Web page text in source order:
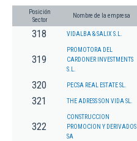
Posición
Sector
Nombre de la empresa
318 VIDALBA & SALIX S.L.
319
PROMOTORA DEL
CARDONER INVESTMENTS
S.L.
320 PECSA REAL ESTATE SL.
321 THE ADRESS SON VIDA SL.
322
CONSTRUCCION
PROMOCION Y DERIVADOS
SA